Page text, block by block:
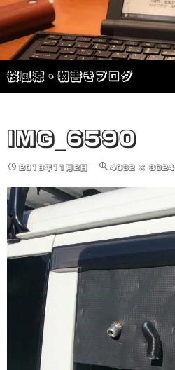
桜風涼・物書きブログ
検
索
ン
ツ
へ
キ
ッ
プ
IMG_6590
2018年11月2日 4032 × 3024